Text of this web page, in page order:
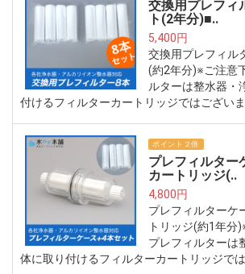
交換用プレフィ
ト(2年分)■..
5,400円
交換用プレフィル
(約2年分)※ご注意
ルターは整水器・
付けるフィルターカートリッジではございま
ポイント２倍
プレフィルター
カートリッジ(..
4,800円
プレフィルターケ
トリッジ(約1年分
プレフィルターは
体に取り付けるフィルターカートリッジでは